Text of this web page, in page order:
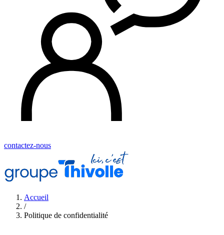
contactez-nous
Accueil
/
Politique de confidentialité